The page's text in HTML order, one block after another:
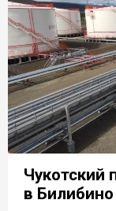
Чукотский
в Билибино